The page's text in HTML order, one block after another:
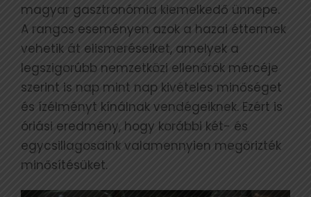
magyar gasztronómia kiemelkedő ünnepe.
A rangos eseményen azok a hazai éttermek
vehetik át elismeréseiket, amelyek a
legszigorúbb nemzetközi ellenőrök mércéje
szerint is nap mint nap kivételes minőséget
és ízélményt kínálnak vendégeiknek. Ezért is
óriási eredmény, hogy korábbi két- és
egycsillagosaink valamennyien megőrizték
minősítésüket.